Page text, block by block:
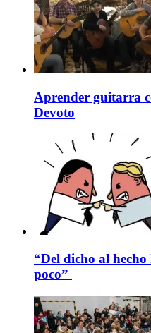
Aprender guitarra
Devoto
“Del dicho al
poco”